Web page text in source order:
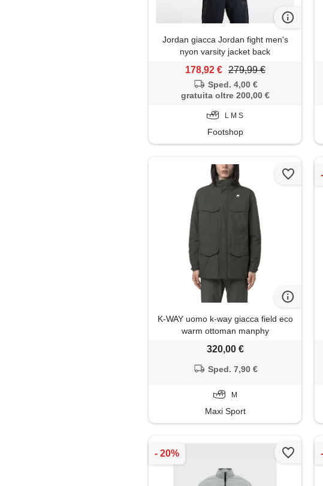
Jordan giacca Jordan fight men's
nyon varsity jacket back
178,92 € 279,99 €
Sped. 4,00 €
gratuita oltre 200,00 €
L M S
Footshop
K-WAY uomo k-way giacca field eco
warm ottoman manphy
320,00 €
Sped. 7,90 €
M
Maxi Sport